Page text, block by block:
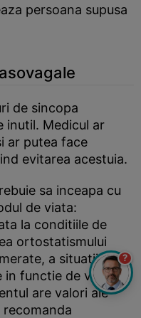
persoana supusa
de sincopa
inutil. Medicul ar
ar putea face
evitarea acestuia.
sa inceapa cu
de viata:
la conditiile de
ortostatismului
a situatiilor
functie de valorile
are valori ale
?